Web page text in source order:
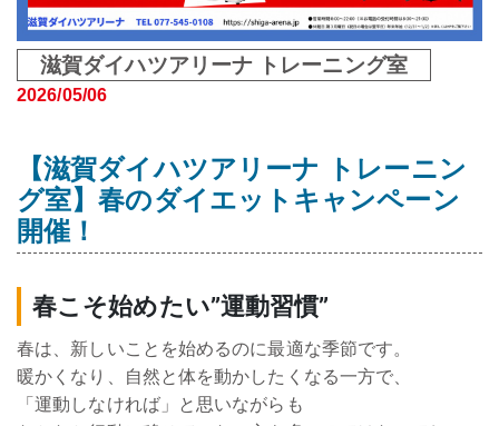
滋賀ダイハツアリーナ トレーニング室
2026/05/06
【滋賀ダイハツアリーナ トレーニン
グ室】春のダイエットキャンペーン
開催！
春こそ始めたい”運動習慣”
春は、新しいことを始めるのに最適な季節です。
暖かくなり、自然と体を動かしたくなる一方で、
「運動しなければ」と思いながらも